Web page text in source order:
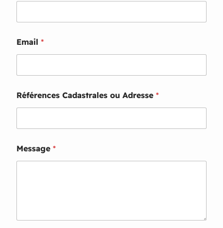
Email *
m
a
u
E
m
Références Cadastrales ou Adresse *
Message *